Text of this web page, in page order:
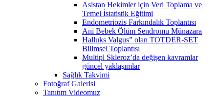
Asistan Hekimler için Veri Toplama ve
Temel İstatistik Eğitimi
Endometriozis Farkındalık Toplantısı
Ani Bebek Ölüm Sendromu Münazara
Halluks Valgus” olan TOTDER-SET
Bilimsel Toplantısı
Multipl Skleroz’da değişen kavramlar
güncel yaklaşımlar
Sağlık Takvimi
Fotoğraf Galerisi
Tanıtım Videomuz